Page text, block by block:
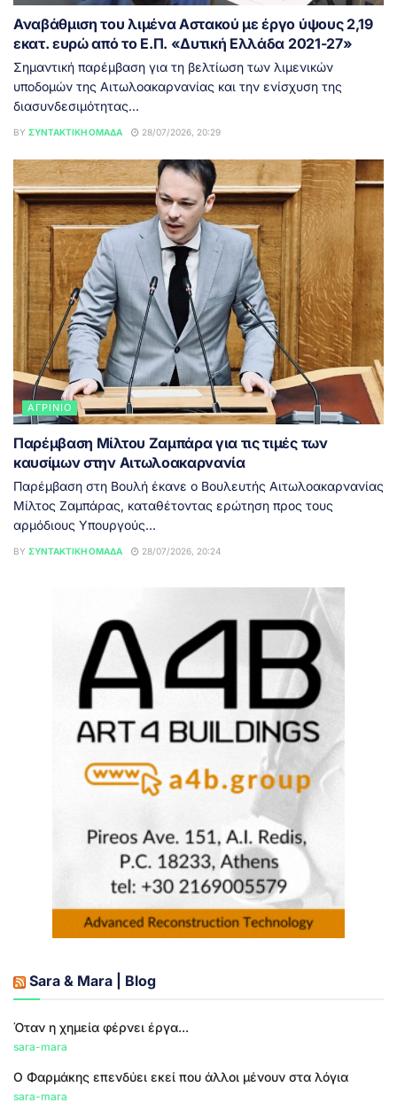
Αναβάθμιση του λιμένα Αστακού με έργο ύψους 2,19
εκατ. ευρώ από το Ε.Π. «Δυτική Ελλάδα 2021-27»
Σημαντική παρέμβαση για τη βελτίωση των λιμενικών
υποδομών της Αιτωλοακαρνανίας και την ενίσχυση της
διασυνδεσιμότητας...
BY ΣΥΝΤΑΚΤΙΚΉ ΟΜΆΔΑ 28/07/2026, 20:29
ΑΓΡΊΝΙΟ
Παρέμβαση Μίλτου Ζαμπάρα για τις τιμές των
καυσίμων στην Αιτωλοακαρνανία
Παρέμβαση στη Βουλή έκανε ο Βουλευτής Αιτωλοακαρνανίας
Μίλτος Ζαμπάρας, καταθέτοντας ερώτηση προς τους
αρμόδιους Υπουργούς...
BY ΣΥΝΤΑΚΤΙΚΉ ΟΜΆΔΑ 28/07/2026, 20:24
Sara & Mara | Blog
Όταν η χημεία φέρνει έργα...
sara-mara
Ο Φαρμάκης επενδύει εκεί που άλλοι μένουν στα λόγια
sara-mara